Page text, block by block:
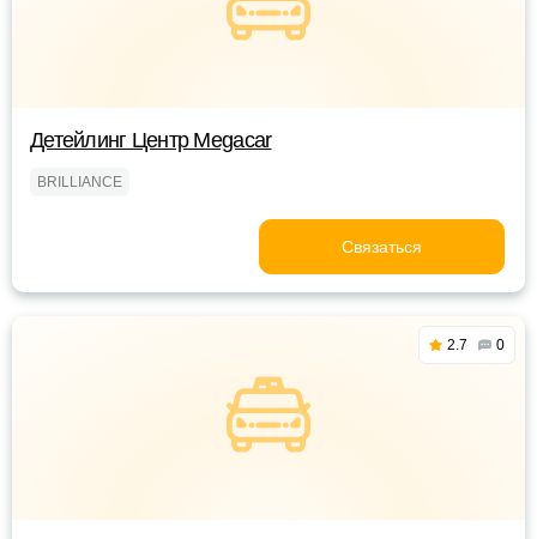
Детейлинг Центр Megacar
BRILLIANCE
Связаться
2.7 0